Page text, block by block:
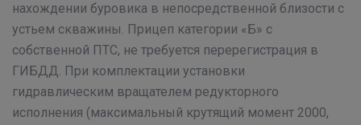
нахождении буровика в непосредственной близости с
устьем скважины. Прицеп категории «Б» с
собственной ПТС, не требуется перерегистрация в
ГИБДД. При комплектации установки
гидравлическим вращателем редукторного
исполнения (максимальный крутящий момент 2000,